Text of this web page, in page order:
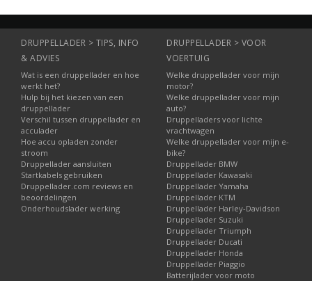
DRUPPELLADER > TIPS, INFO
& ADVIES
Wat is een druppellader en hoe
werkt het?
Hulp bij het kiezen van een
druppellader
Verschil tussen druppellader en
acculader
Hoe accu opladen zonder
stroom
Druppellader aansluiten
Startkabels gebruiken
Druppellader.com reviews en
beoordelingen
Onderhoudslader werking
DRUPPELLADER > VOOR
VOERTUIG
Welke druppellader voor mijn
motor?
Welke druppellader voor mijn
auto?
Druppelladers voor lichte
vrachtwagen
Welke druppellader voor mijn e-
bike?
Druppellader BMW
Druppellader Kawasaki
Druppellader Yamaha
Druppellader KTM
Druppellader Harley-Davidson
Druppellader Suzuki
Druppellader Triumph
Druppellader Ducati
Druppellader Honda
Druppellader Piaggio
Batterijlader voor moto